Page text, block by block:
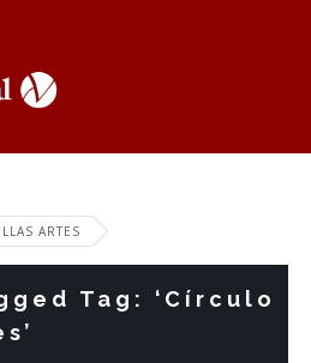
ARTES
Tag: ‘Círculo